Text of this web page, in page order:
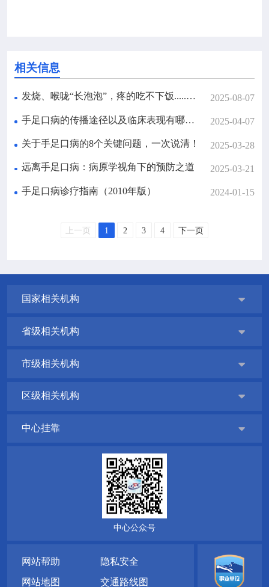
相关信息
发烧、喉咙“长泡泡”，疼的吃不下饭.....孩子可能是得了这种病→（不是手足口病） 2025-08-07
手足口病的传播途径以及临床表现有哪些？是否可以通过接种疫苗来预防？权威解答来了→ 2025-04-07
关于手足口病的8个关键问题，一次说清！ 2025-03-28
远离手足口病：病原学视角下的预防之道 2025-03-21
手足口病诊疗指南（2010年版） 2024-01-15
上一页 1 2 3 4 下一页
国家相关机构 
省级相关机构 
市级相关机构 
区级相关机构 
中心挂靠 
中心公众号
网站帮助 隐私安全
网站地图 交通路线图